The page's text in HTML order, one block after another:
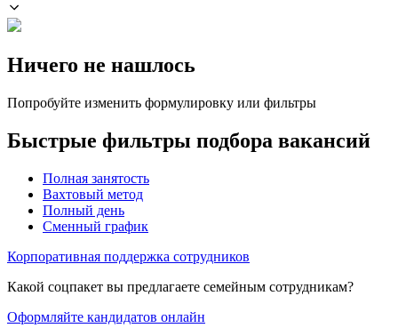
Ничего не нашлось
Попробуйте изменить формулировку или фильтры
Быстрые фильтры подбора вакансий
Полная занятость
Вахтовый метод
Полный день
Сменный график
Корпоративная поддержка сотрудников
Какой соцпакет вы предлагаете семейным сотрудникам?
Оформляйте кандидатов онлайн